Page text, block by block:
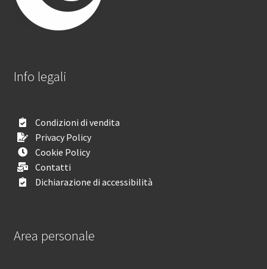
Info legali
Condizioni di vendita
Privacy Policy
Cookie Policy
Contatti
Dichiarazione di accessibilità
Area personale